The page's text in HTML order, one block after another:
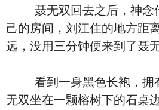
聂无双回去之后，神念
己的房间，刘江住的地方距
远，没用三分钟便来到了聂
看到一身黑色长袍，拥
无双坐在一颗榕树下的石桌